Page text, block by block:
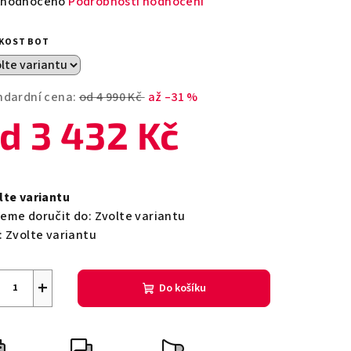
BOT
cena: od 4 990 Kč až –31 %
3 432 Kč
variantu
doručit do: Zvolte variantu
Zvolte variantu
+ Do košíku